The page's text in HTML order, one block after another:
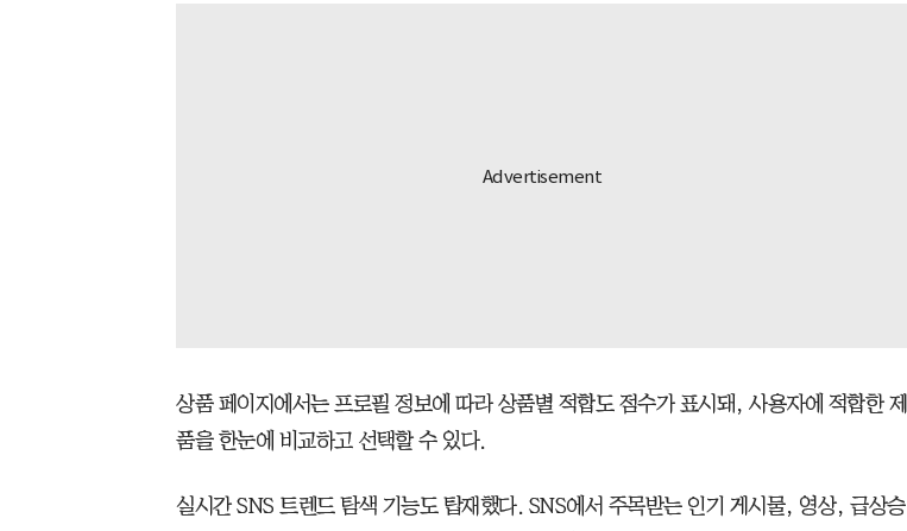
상품 페이지에서는 프로필 정보에 따라 상품별 적합도 점수가 표시돼, 사용자에 적합한 제
품을 한눈에 비교하고 선택할 수 있다.
실시간 SNS 트렌드 탐색 기능도 탑재했다. SNS에서 주목받는 인기 게시물, 영상, 급상승